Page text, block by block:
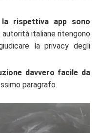
rispettiva app sono
autorità italiane ritengono
la privacy degli
davvero facile da
paragrafo.